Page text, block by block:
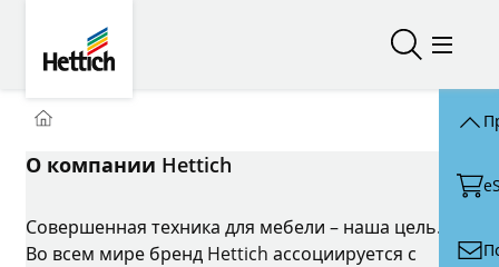
Открыть/
You are here:
Homepage
О компании Hettich
Совершенная техника для мебели – наша цель.
Во всем мире бренд Hettich ассоциируется с